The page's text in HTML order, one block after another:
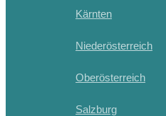
Kärnten
Niederösterreich
Oberösterreich
Salzburg